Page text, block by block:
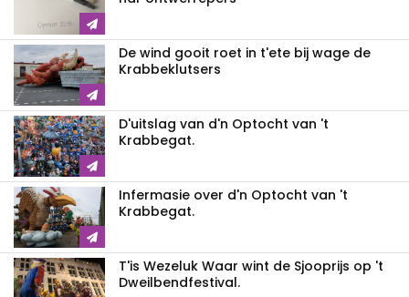
De wind gooit roet in t'ete bij wage de
Krabbeklutsers
D'uitslag van d'n Optocht van 't
Krabbegat.
Infermasie over d'n Optocht van 't
Krabbegat.
T'is Wezeluk Waar wint de Sjooprijs op 't
Dweilbendfestival.